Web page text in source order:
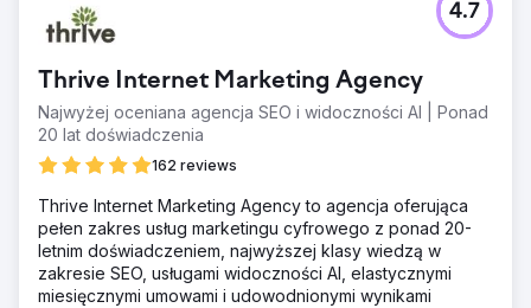
Firma z solidną ofertą produktów zmagała się ze
skalowaniem swoich operacji, generując 17 mln USD
sprzedaży i nieoptymalnym doświadczeniem klienta.
Firma musiała udoskonalić swoją strategię marketingową,
poprawić zarządzanie leadami i zoptymalizować ścieżkę
klienta, aby zwiększyć przychody i lepiej konkurować na
rynku. Wyzwaniem było zwiększenie sprzedaży,
zwiększenie wskaźnika sprzedaży i stworzenie bardziej
satysfakcjonującego i spójnego doświadczenia klienta.
Rozwiązanie
Przeprowadziliśmy kompleksowy przegląd strategii
marketingu cyfrowego firmy, w tym optymalizację SEM i
Thrive Internet Marketing Agency
Najwyżej oceniana agencja SEO i widoczności AI | Ponad
20 lat doświadczenia
162 reviews
4.7
Thrive Internet Marketing Agency to agencja oferująca
pełen zakres usług marketingu cyfrowego z ponad 20-
letnim doświadczeniem, najwyższej klasy wiedzą w
zakresie SEO, usługami widoczności AI, elastycznymi
miesięcznymi umowami i udowodnionymi wynikami